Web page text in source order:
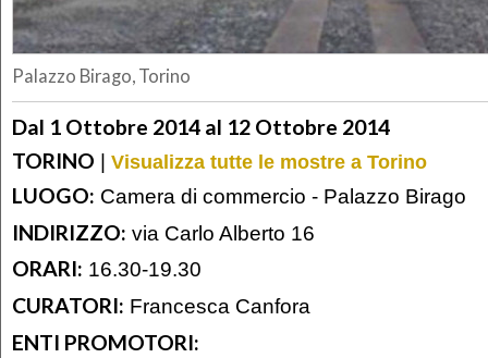
Palazzo Birago, Torino
Dal 1 Ottobre 2014 al 12 Ottobre 2014
TORINO | Visualizza tutte le mostre a Torino
LUOGO: Camera di commercio - Palazzo Birago
INDIRIZZO: via Carlo Alberto 16
ORARI: 16.30-19.30
CURATORI: Francesca Canfora
ENTI PROMOTORI: